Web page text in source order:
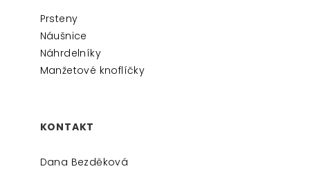
Prsteny
Náušnice
Náhrdelníky
Manžetové knoflíčky
KONTAKT
Dana Bezděková